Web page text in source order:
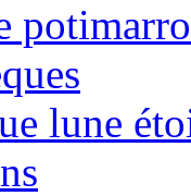
lune